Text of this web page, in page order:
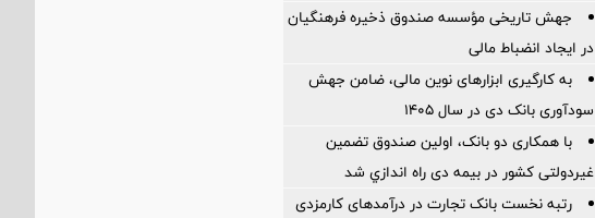
جهش تاریخی مؤسسه صندوق ذخیره فرهنگیان
در ایجاد انضباط مالی
به کارگیری ابزارهای نوین مالی، ضامن جهش
سودآوری بانک دی در سال ۱۴۰۵
با همکاری دو بانک، اولین صندوق تضمین
غیردولتی کشور در بیمه دی راه اندازي شد
رتبه نخست بانک تجارت در درآمدهای کارمزدی